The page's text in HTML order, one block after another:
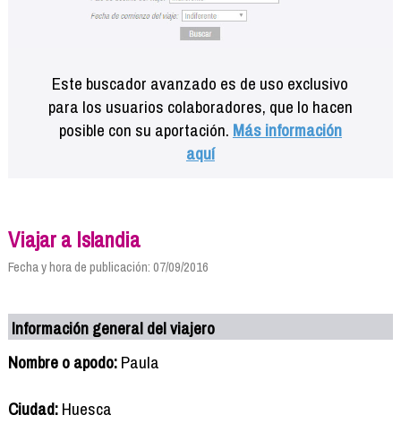
Este buscador avanzado es de uso exclusivo
para los usuarios colaboradores, que lo hacen
posible con su aportación. Más información
aquí
Viajar a Islandia
Fecha y hora de publicación: 07/09/2016
Información general del viajero
Nombre o apodo:Paula
Ciudad:Huesca